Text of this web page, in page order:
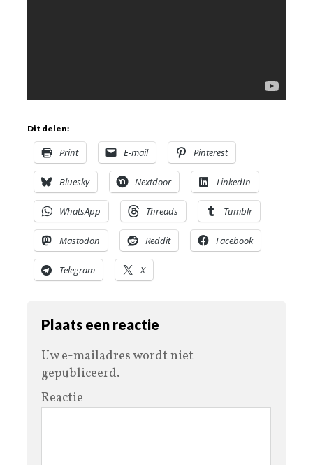
Dit delen:
Print E-mail Pinterest
Bluesky Nextdoor LinkedIn
WhatsApp Threads Tumblr
Mastodon Reddit Facebook
Telegram X
Plaats een reactie
Uw e-mailadres wordt niet
gepubliceerd.
Reactie